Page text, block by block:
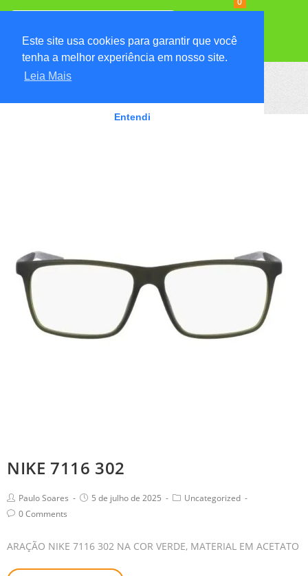
Este site usa cookies para garantir que você
tenha a melhor experiência em nosso site.
Leia Mais
Entendi
NIKE 7116 302
Paulo Soares 5 de julho de 2025
Uncategorized
0 Comments
ARAÇÃO NIKE 7116 302 NA COR VERDE, MATERIAL EM ACETATO